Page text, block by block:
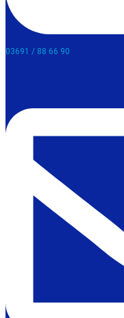
03691 / 88 66 90​